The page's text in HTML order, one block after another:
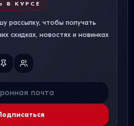
В КУРСЕ
рассылку, чтобы получать
скидках, новостях и новинках